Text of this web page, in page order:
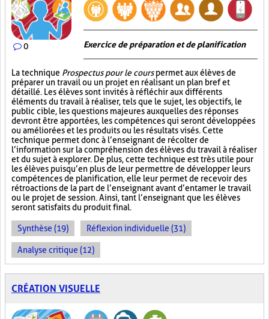
0 Exercice de préparation et de planification
La technique Prospectus pour le courspermet aux élèves de
préparer un travail ou un projet en réalisant un plan bref et
détaillé. Les élèves sont invités à réfléchir aux différents
éléments du travail à réaliser, tels que le sujet, les objectifs, le
public cible, les questions majeures auxquelles des réponses
devront être apportées, les compétences qui seront développées
ou améliorées et les produits ou les résultats visés. Cette
technique permet donc à l’enseignant de récolter de
l’information sur la compréhension des élèves du travail à réaliser
et du sujet à explorer. De plus, cette technique est très utile pour
les élèves puisqu’en plus de leur permettre de développer leurs
compétences de planification, elle leur permet de recevoir des
rétroactions de la part de l’enseignant avant d’entamer le travail
ou le projet de session. Ainsi, tant l’enseignant que les élèves
seront satisfaits du produit final.
Synthèse (19) Réflexion individuelle (31)
Analyse critique (12)
CRÉATION VISUELLE